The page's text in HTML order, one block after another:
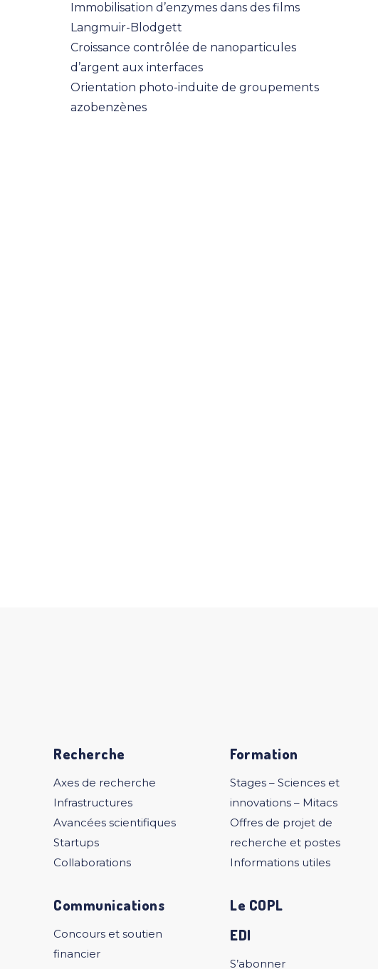
Immobilisation d’enzymes dans des films
Langmuir-Blodgett
Croissance contrôlée de nanoparticules
d’argent aux interfaces
Orientation photo-induite de groupements
azobenzènes
Recherche
Axes de recherche
Infrastructures
Avancées scientifiques
Startups
Collaborations
Communications
Concours et soutien
financier
Formation
Stages – Sciences et
innovations – Mitacs
Offres de projet de
recherche et postes
Informations utiles
Le COPL
EDI
S’abonner